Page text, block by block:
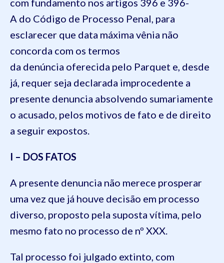
A do Código de Processo Penal, para
esclarecer que data máxima vênia não
concorda com os termos
da denúncia oferecida pelo Parquet e, desde
já, requer seja declarada improcedente a
presente denuncia absolvendo sumariamente
o acusado, pelos motivos de fato e de direito
a seguir expostos.
I – DOS FATOS
A presente denuncia não merece prosperar
uma vez que já houve decisão em processo
diverso, proposto pela suposta vítima, pelo
mesmo fato no processo de nº XXX.
Tal processo foi julgado extinto, com